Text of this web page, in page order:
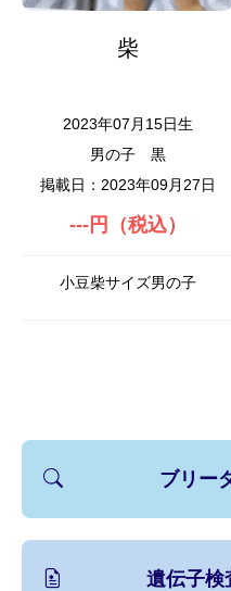
柴
2023年07月15日生
男の子
黒
掲載日：2023年09月27日
---円（税込）
小豆柴サイズ男の子
ブリー
遺伝子検